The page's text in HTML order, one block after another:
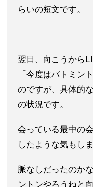
らいの短文です。
翌日、向こうから
「今度はバトミン
のですが、具体的
の状況です。
会っている最中の
したような気もし
脈なしだったのか
ントンやろうねと